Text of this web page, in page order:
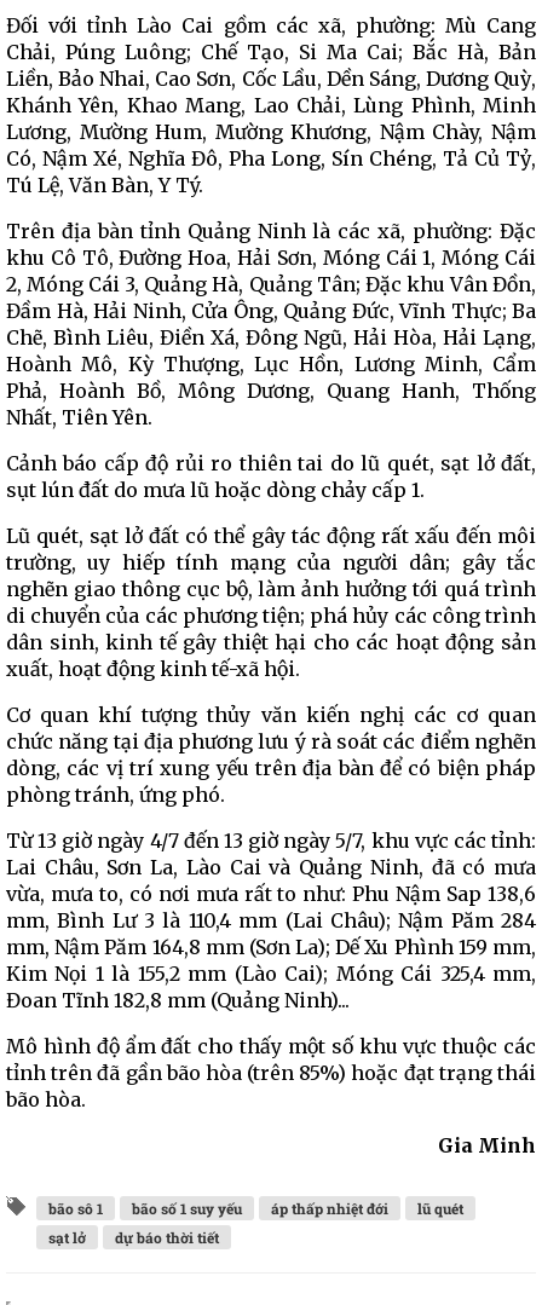
Đối với tỉnh Lào Cai gồm các xã, phường: Mù Cang
Chải, Púng Luông; Chế Tạo, Si Ma Cai; Bắc Hà, Bản
Liền, Bảo Nhai, Cao Sơn, Cốc Lầu, Dền Sáng, Dương Quỳ,
Khánh Yên, Khao Mang, Lao Chải, Lùng Phình, Minh
Lương, Mường Hum, Mường Khương, Nậm Chày, Nậm
Có, Nậm Xé, Nghĩa Đô, Pha Long, Sín Chéng, Tả Củ Tỷ,
Tú Lệ, Văn Bàn, Y Tý.
Trên địa bàn tỉnh Quảng Ninh là các xã, phường: Đặc
khu Cô Tô, Đường Hoa, Hải Sơn, Móng Cái 1, Móng Cái
2, Móng Cái 3, Quảng Hà, Quảng Tân; Đặc khu Vân Đồn,
Đầm Hà, Hải Ninh, Cửa Ông, Quảng Đức, Vĩnh Thực; Ba
Chẽ, Bình Liêu, Điền Xá, Đông Ngũ, Hải Hòa, Hải Lạng,
Hoành Mô, Kỳ Thượng, Lục Hồn, Lương Minh, Cẩm
Phả, Hoành Bồ, Mông Dương, Quang Hanh, Thống
Nhất, Tiên Yên.
Cảnh báo cấp độ rủi ro thiên tai do lũ quét, sạt lở đất,
sụt lún đất do mưa lũ hoặc dòng chảy cấp 1.
Lũ quét, sạt lở đất có thể gây tác động rất xấu đến môi
trường, uy hiếp tính mạng của người dân; gây tắc
nghẽn giao thông cục bộ, làm ảnh hưởng tới quá trình
di chuyển của các phương tiện; phá hủy các công trình
dân sinh, kinh tế gây thiệt hại cho các hoạt động sản
xuất, hoạt động kinh tế-xã hội.
Cơ quan khí tượng thủy văn kiến nghị các cơ quan
chức năng tại địa phương lưu ý rà soát các điểm nghẽn
dòng, các vị trí xung yếu trên địa bàn để có biện pháp
phòng tránh, ứng phó.
Từ 13 giờ ngày 4/7 đến 13 giờ ngày 5/7, khu vực các tỉnh:
Lai Châu, Sơn La, Lào Cai và Quảng Ninh, đã có mưa
vừa, mưa to, có nơi mưa rất to như: Phu Nậm Sap 138,6
mm, Bình Lư 3 là 110,4 mm (Lai Châu); Nậm Păm 284
mm, Nậm Păm 164,8 mm (Sơn La); Dế Xu Phình 159 mm,
Kim Nọi 1 là 155,2 mm (Lào Cai); Móng Cái 325,4 mm,
Đoan Tĩnh 182,8 mm (Quảng Ninh)...
Mô hình độ ẩm đất cho thấy một số khu vực thuộc các
tỉnh trên đã gần bão hòa (trên 85%) hoặc đạt trạng thái
bão hòa.
Gia Minh
bão sô 1 bão số 1 suy yếu áp thấp nhiệt đới
lũ quét
sạt lở
dự báo thời tiết